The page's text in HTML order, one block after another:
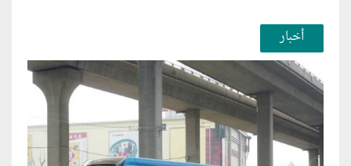
أخبار